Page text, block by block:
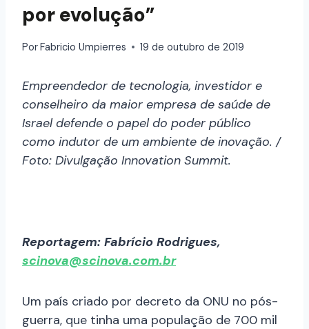
por evolução”
PorFabricio Umpierres 19 de outubro de 2019
Empreendedor de tecnologia, investidor e
conselheiro da maior empresa de saúde de
Israel defende o papel do poder público
como indutor de um ambiente de inovação. /
Foto: Divulgação Innovation Summit.
Reportagem: Fabrício Rodrigues,
scinova@scinova.com.br
Um país criado por decreto da ONU no pós-
guerra, que tinha uma população de 700 mil